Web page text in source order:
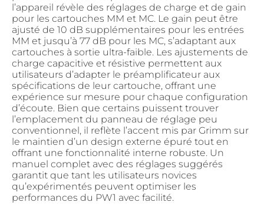
l’appareil révèle des réglages de charge et de gain
pour les cartouches MM et MC. Le gain peut être
ajusté de 10 dB supplémentaires pour les entrées
MM et jusqu’à 77 dB pour les MC, s’adaptant aux
cartouches à sortie ultra-faible. Les ajustements de
charge capacitive et résistive permettent aux
utilisateurs d’adapter le préamplificateur aux
spécifications de leur cartouche, offrant une
expérience sur mesure pour chaque configuration
d’écoute. Bien que certains puissent trouver
l’emplacement du panneau de réglage peu
conventionnel, il reflète l’accent mis par Grimm sur
le maintien d’un design externe épuré tout en
offrant une fonctionnalité interne robuste. Un
manuel complet avec des réglages suggérés
garantit que tant les utilisateurs novices
qu’expérimentés peuvent optimiser les
performances du PW1 avec facilité.